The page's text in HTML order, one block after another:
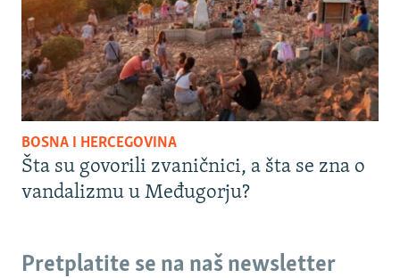
BOSNA I HERCEGOVINA
Šta su govorili zvaničnici, a šta se zna o
vandalizmu u Međugorju?
Pretplatite se na naš newsletter